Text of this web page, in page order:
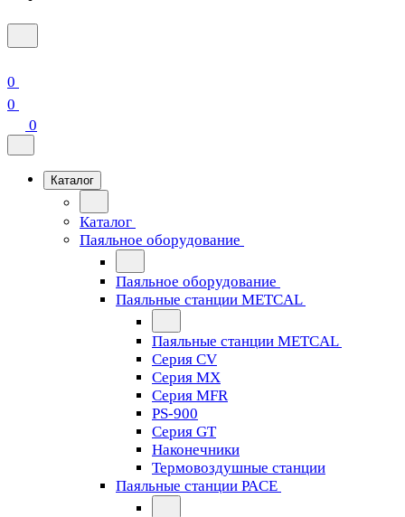
0
0
0
Каталог
Каталог
Паяльное оборудование
Паяльное оборудование
Паяльные станции METCAL
Паяльные станции METCAL
Серия CV
Серия MX
Серия MFR
PS-900
Серия GT
Наконечники
Термовоздушные станции
Паяльные станции PACE